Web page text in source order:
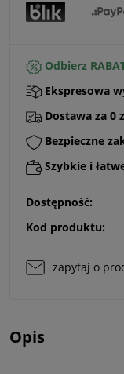
Odbierz
Ekspresowa
Dostawa za 0
Bezpieczne
Szybkie i
Dostępność:
Kod produktu:
zapytaj o
Opis